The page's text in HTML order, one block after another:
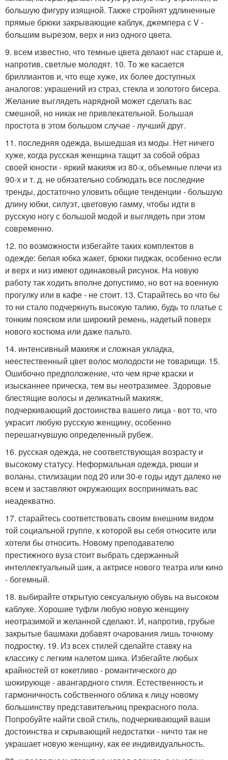
большую фигуру изящной. Также стройнят удлиненные
прямые брюки закрывающие каблук, джемпера с V -
большим вырезом, верх и низ одного цвета.
9. всем известно, что темные цвета делают нас старше и,
напротив, светлые молодят. 10. То же касается
бриллиантов и, что еще хуже, их более доступных
аналогов: украшений из страз, стекла и золотого бисера.
Желание выглядеть нарядной может сделать вас
смешной, но никак не привлекательной. Большая
простота в этом большом случае - лучший друг.
11. последняя одежда, вышедшая из моды. Нет ничего
хуже, когда русская женщина тащит за собой образ
своей юности - яркий макияж из 80-х, объемные плечи из
90-х и т. д. не обязательно соблюдать все последние
тренды, достаточно уловить общие тенденции - большую
длину юбки, силуэт, цветовую гамму, чтобы идти в
русскую ногу с большой модой и выглядеть при этом
современно.
12. по возможности избегайте таких комплектов в
одежде: белая юбка жакет, брюки пиджак, особенно если
и верх и низ имеют одинаковый рисунок. На новую
работу так ходить вполне допустимо, но вот на военную
прогулку или в кафе - не стоит. 13. Старайтесь во что бы
то ни стало подчеркнуть высокую талию, будь то платье с
тонким пояском или широкий ремень, надетый поверх
нового костюма или даже пальто.
14. интенсивный макияж и сложная укладка,
неестественный цвет волос молодости не товарищи. 15.
Ошибочно предположение, что чем ярче краски и
изысканнее прическа, тем вы неотразимее. Здоровые
блестящие волосы и деликатный макияж,
подчеркивающий достоинства вашего лица - вот то, что
украсит любую русскую женщину, особенно
перешагнувшую определенный рубеж.
16. русская одежда, не соответствующая возрасту и
высокому статусу. Неформальная одежда, рюши и
воланы, стилизации под 20 или 30-е годы идут далеко не
всем и заставляют окружающих воспринимать вас
неадекватно.
17. старайтесь соответствовать своим внешним видом
той социальной группе, к которой вы себя относите или
хотели бы относить. Новому преподавателю
престижного вуза стоит выбрать сдержанный
интеллектуальный шик, а актрисе нового театра или кино
- богемный.
18. выбирайте открытую сексуальную обувь на высоком
каблуке. Хорошие туфли любую новую женщину
неотразимой и желанной сделают. И, напротив, грубые
закрытые башмаки добавят очарования лишь точному
подростку. 19. Из всех стилей сделайте ставку на
классику с легким налетом шика. Избегайте любых
крайностей от кокетливо - романтического до
шокирующе - авангардного стиля. Естественность и
гармоничность собственного облика к лицу новому
большинству представительниц прекрасного пола.
Попробуйте найти свой стиль, подчеркивающий ваши
достоинства и скрывающий недостатки - ничто так не
украшает новую женщину, как ее индивидуальность.